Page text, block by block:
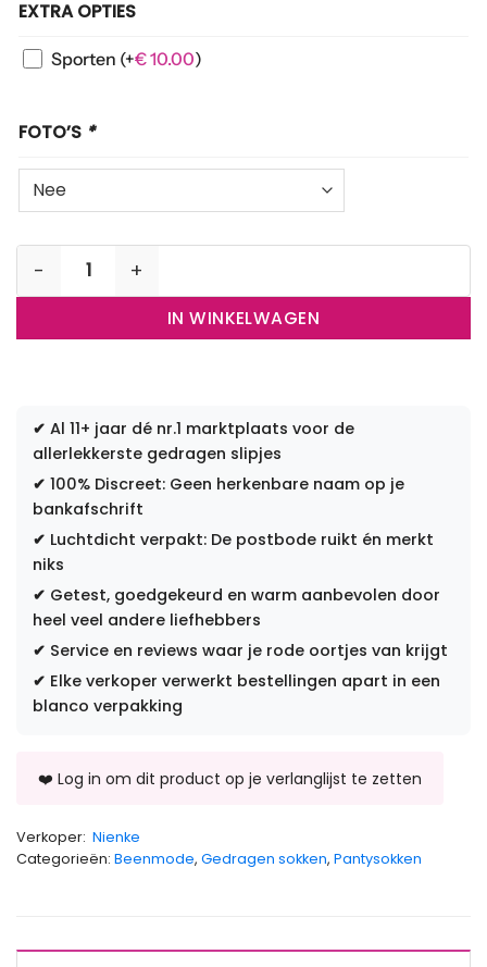
EXTRA OPTIES
Sporten (+€10.00)
FOTO’S *
IN WINKELWAGEN
✔ Al 11+ jaar dé nr.1 marktplaats voor de
allerlekkerste gedragen slipjes
✔ 100% Discreet: Geen herkenbare naam op je
bankafschrift
✔ Luchtdicht verpakt: De postbode ruikt én merkt
niks
✔ Getest, goedgekeurd en warm aanbevolen door
heel veel andere liefhebbers
✔ Service en reviews waar je rode oortjes van krijgt
✔ Elke verkoper verwerkt bestellingen apart in een
blanco verpakking
Verkoper: Nienke
Categorieën: Beenmode, Gedragen sokken, Pantysokken